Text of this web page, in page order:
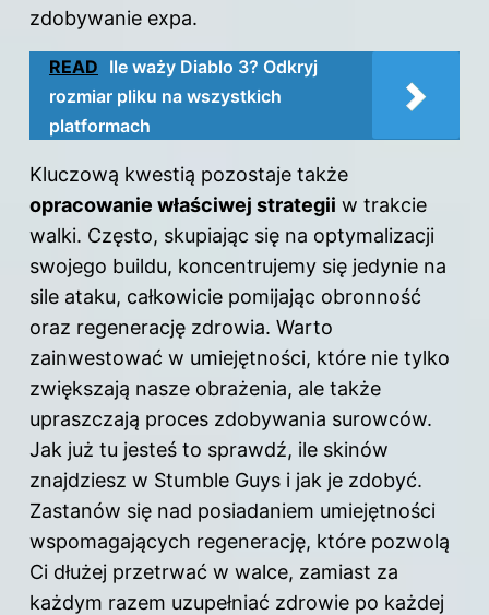
zdobywanie expa.
READ Ile waży Diablo 3? Odkryj
rozmiar pliku na wszystkich
platformach
Kluczową kwestią pozostaje także
opracowanie właściwej strategii w trakcie
walki. Często, skupiając się na optymalizacji
swojego buildu, koncentrujemy się jedynie na
sile ataku, całkowicie pomijając obronność
oraz regenerację zdrowia. Warto
zainwestować w umiejętności, które nie tylko
zwiększają nasze obrażenia, ale także
upraszczają proces zdobywania surowców.
Jak już tu jesteś to sprawdź, ile skinów
znajdziesz w Stumble Guys i jak je zdobyć.
Zastanów się nad posiadaniem umiejętności
wspomagających regenerację, które pozwolą
Ci dłużej przetrwać w walce, zamiast za
każdym razem uzupełniać zdrowie po każdej